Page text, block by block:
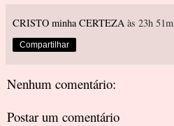
CRISTO minha CERTEZA às 23h 51m
Compartilhar
Nenhum comentário:
Postar um comentário